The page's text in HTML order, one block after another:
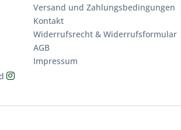
Versand und Zahlungsbedingungen
Kontakt
Widerrufsrecht & Widerrufsformular
AGB
Impressum